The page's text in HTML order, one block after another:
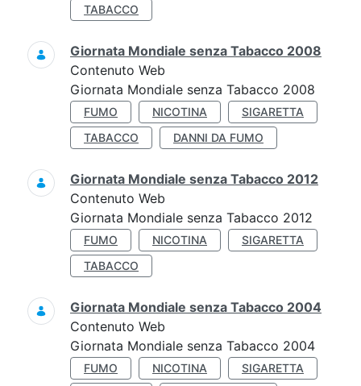
TABACCO
Giornata Mondiale senza Tabacco 2008
Contenuto Web
Giornata Mondiale senza Tabacco 2008
FUMO NICOTINA
SIGARETTA
TABACCO
DANNI DA FUMO
Giornata Mondiale senza Tabacco 2012
Contenuto Web
Giornata Mondiale senza Tabacco 2012
FUMO NICOTINA
SIGARETTA
TABACCO
Giornata Mondiale senza Tabacco 2004
Contenuto Web
Giornata Mondiale senza Tabacco 2004
FUMO NICOTINA
SIGARETTA